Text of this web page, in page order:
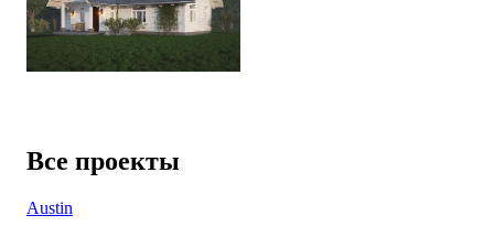
Все проекты
Austin